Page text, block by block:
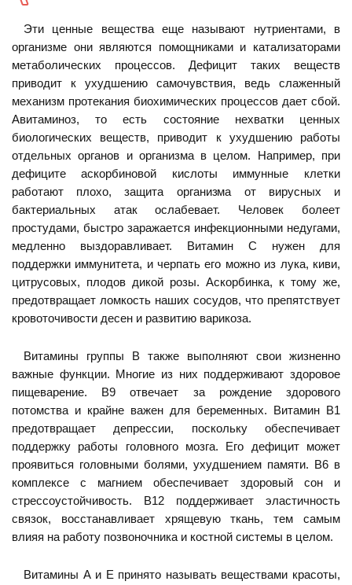
Эти ценные вещества еще называют нутриентами, в
организме они являются помощниками и катализаторами
метаболических процессов. Дефицит таких веществ
приводит к ухудшению самочувствия, ведь слаженный
механизм протекания биохимических процессов дает сбой.
Авитаминоз, то есть состояние нехватки ценных
биологических веществ, приводит к ухудшению работы
отдельных органов и организма в целом. Например, при
дефиците аскорбиновой кислоты иммунные клетки
работают плохо, защита организма от вирусных и
бактериальных атак ослабевает. Человек болеет
простудами, быстро заражается инфекционными недугами,
медленно выздоравливает. Витамин С нужен для
поддержки иммунитета, и черпать его можно из лука, киви,
цитрусовых, плодов дикой розы. Аскорбинка, к тому же,
предотвращает ломкость наших сосудов, что препятствует
кровоточивости десен и развитию варикоза.
Витамины группы В также выполняют свои жизненно
важные функции. Многие из них поддерживают здоровое
пищеварение. В9 отвечает за рождение здорового
потомства и крайне важен для беременных. Витамин В1
предотвращает депрессии, поскольку обеспечивает
поддержку работы головного мозга. Его дефицит может
проявиться головными болями, ухудшением памяти. В6 в
комплексе с магнием обеспечивает здоровый сон и
стрессоустойчивость. В12 поддерживает эластичность
связок, восстанавливает хрящевую ткань, тем самым
влияя на работу позвоночника и костной системы в целом.
Витамины А и Е принято называть веществами красоты,